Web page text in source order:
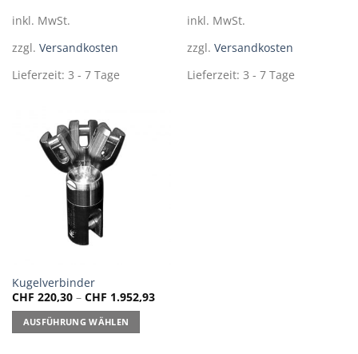
Optionen
können
auf
der
inkl. MwSt.
zzgl. Versandkosten
Lieferzeit: 3 - 7 Tage
inkl. MwSt.
zzgl. Versandkosten
Lieferzeit: 3 - 7 Tage
Kugelverbinder
CHF 220,30– CHF 1.952,93
AUSFÜHRUNG WÄHLEN
Dieses
Produkt
weist
mehrere